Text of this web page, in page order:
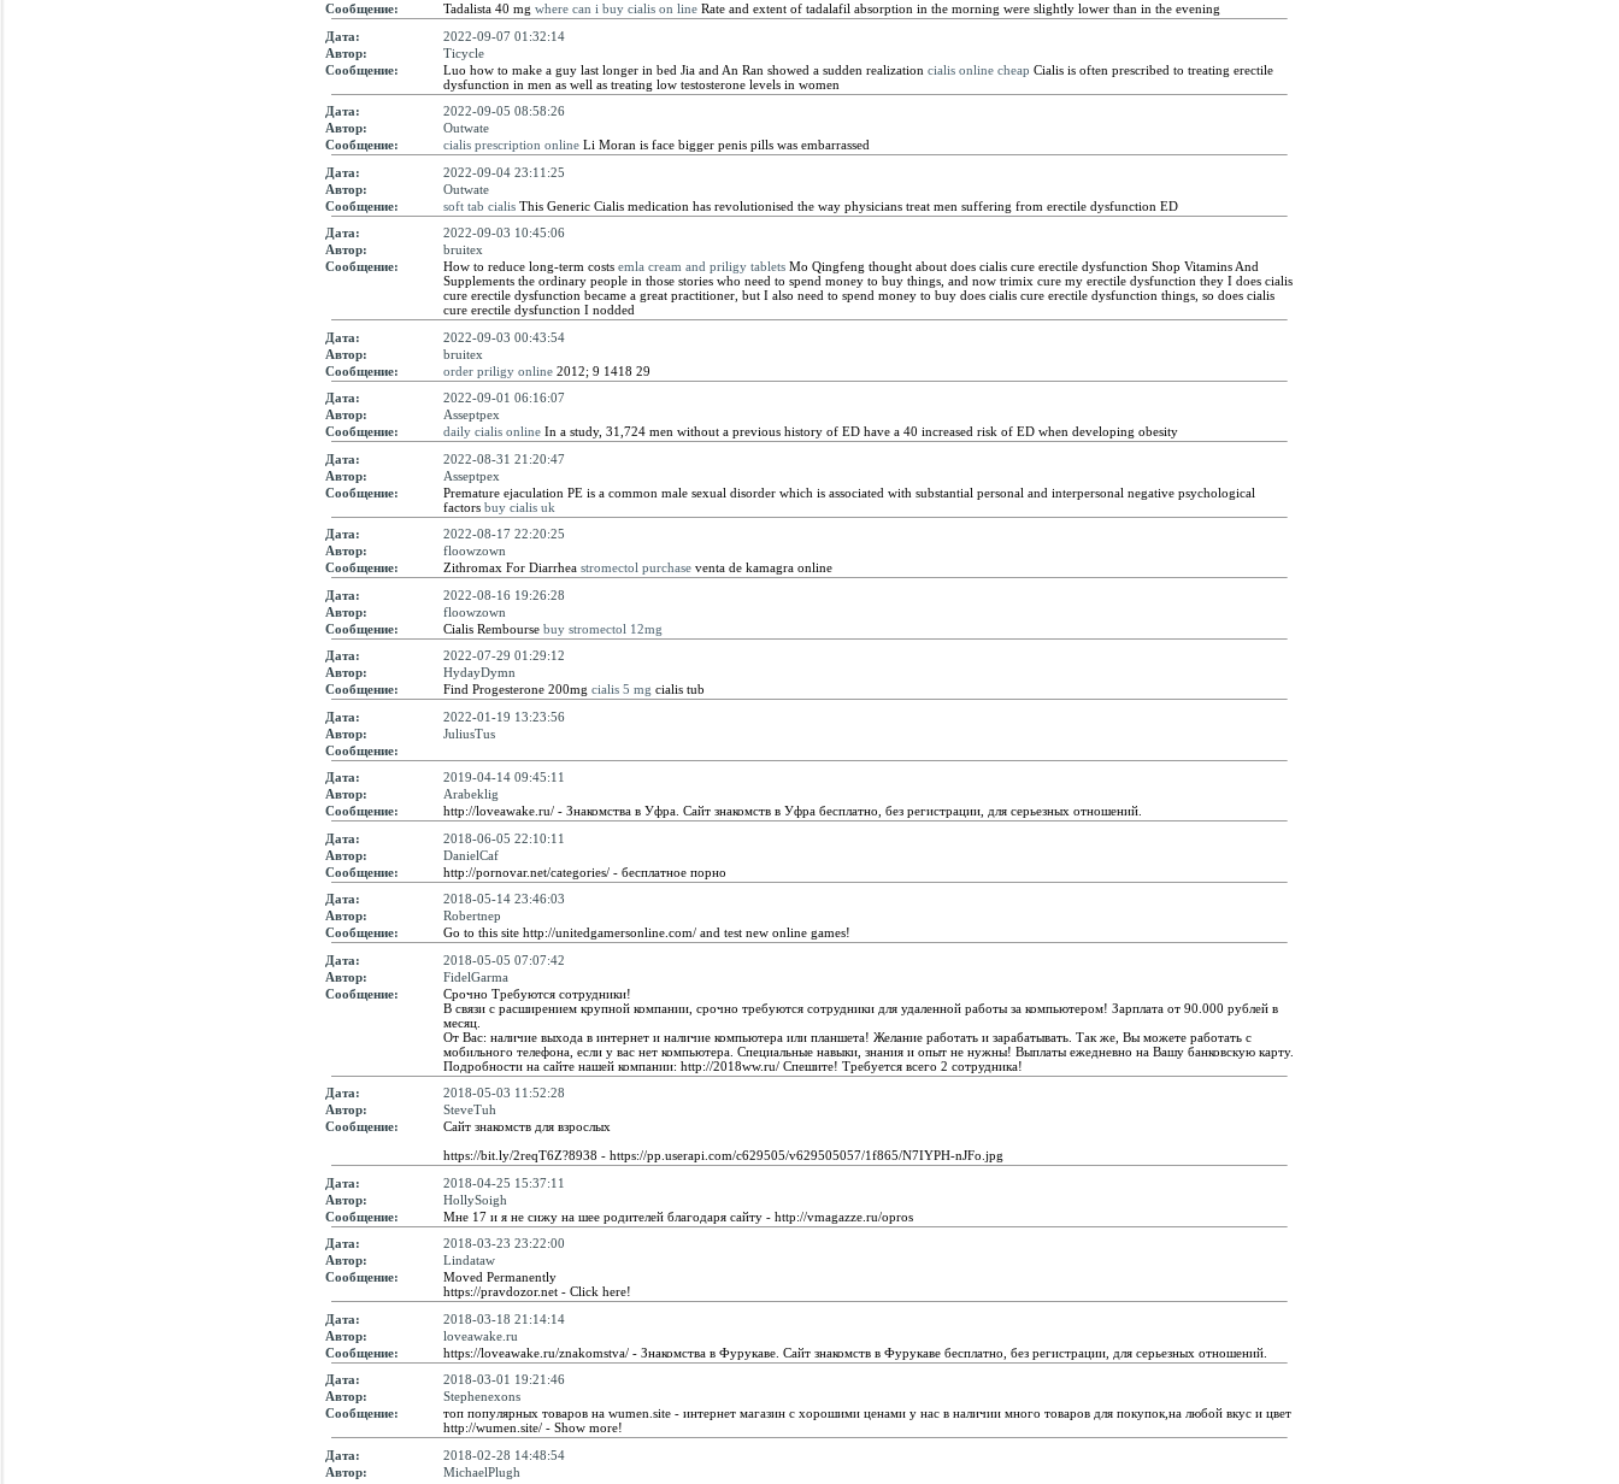
Сообщение:
Tadalista 40 mg where can i buy cialis on lineRate and extent of tadalafil absorption in the morning were slightly lower than in the evening
Дата:
2022-09-07 01:32:14
Автор:
Ticycle
Сообщение:
Luo how to make a guy last longer in bed Jia and An Ran showed a sudden realization cialis online cheap Cialis is often prescribed to treating erectile
dysfunction in men as well as treating low testosterone levels in women
Дата:
2022-09-05 08:58:26
Автор:
Outwate
Сообщение:
cialis prescription onlineLi Moran is face bigger penis pills was embarrassed
Дата:
2022-09-04 23:11:25
Автор:
Outwate
Сообщение:
soft tab cialisThis Generic Cialis medication has revolutionised the way physicians treat men suffering from erectile dysfunction ED
Дата:
2022-09-03 10:45:06
Автор:
bruitex
Сообщение:
How to reduce long-term costs emla cream and priligy tabletsMo Qingfeng thought about does cialis cure erectile dysfunction Shop Vitamins And
Supplements the ordinary people in those stories who need to spend money to buy things, and now trimix cure my erectile dysfunction they I does cialis
cure erectile dysfunction became a great practitioner, but I also need to spend money to buy does cialis cure erectile dysfunction things, so does cialis
cure erectile dysfunction I nodded
Дата:
2022-09-03 00:43:54
Автор:
bruitex
Сообщение:
order priligy online2012; 9 1418 29
Дата:
2022-09-01 06:16:07
Автор:
Asseptpex
Сообщение:
daily cialis onlineIn a study, 31,724 men without a previous history of ED have a 40 increased risk of ED when developing obesity
Дата:
2022-08-31 21:20:47
Автор:
Asseptpex
Сообщение:
Premature ejaculation PE is a common male sexual disorder which is associated with substantial personal and interpersonal negative psychological
factors buy cialis uk
Дата:
2022-08-17 22:20:25
Автор:
floowzown
Сообщение:
Zithromax For Diarrhea stromectol purchaseventa de kamagra online
Дата:
2022-08-16 19:26:28
Автор:
floowzown
Сообщение:
Cialis Rembourse buy stromectol 12mg
Дата:
2022-07-29 01:29:12
Автор:
HydayDymn
Сообщение:
Find Progesterone 200mg cialis 5 mg cialis tub
Дата:
2022-01-19 13:23:56
Автор:
JuliusTus
Сообщение:
Дата:
2019-04-14 09:45:11
Автор:
Arabeklig
Сообщение:
http://loveawake.ru/ - Знакомства в Уфра. Сайт знакомств в Уфра бесплатно, без регистрации, для серьезных отношений.
Дата:
2018-06-05 22:10:11
Автор:
DanielCaf
Сообщение:
http://pornovar.net/categories/ - бесплатное порно
Дата:
2018-05-14 23:46:03
Автор:
Robertnep
Сообщение:
Go to this site http://unitedgamersonline.com/ and test new online games!
Дата:
2018-05-05 07:07:42
Автор:
FidelGarma
Сообщение:
Срочно Требуются сотрудники!
В связи с расширением крупной компании, срочно требуются сотрудники для удаленной работы за компьютером! Зарплата от 90.000 рублей в
месяц.
От Вас: наличие выхода в интернет и наличие компьютера или планшета! Желание работать и зарабатывать. Так же, Вы можете работать с
мобильного телефона, если у вас нет компьютера. Специальные навыки, знания и опыт не нужны! Выплаты ежедневно на Вашу банковскую карту.
Подробности на сайте нашей компании: http://2018ww.ru/ Спешите! Требуется всего 2 сотрудника!
Дата:
2018-05-03 11:52:28
Автор:
SteveTuh
Сообщение:
Сайт знакомств для взрослых
https://bit.ly/2reqT6Z?8938 - https://pp.userapi.com/c629505/v629505057/1f865/N7IYPH-nJFo.jpg
Дата:
2018-04-25 15:37:11
Автор:
HollySoigh
Сообщение:
Мне 17 и я не сижу на шее родителей благодаря сайту - http://vmagazze.ru/opros
Дата:
2018-03-23 23:22:00
Автор:
Lindataw
Сообщение:
Moved Permanently
https://pravdozor.net - Click here!
Дата:
2018-03-18 21:14:14
Автор:
loveawake.ru
Сообщение:
https://loveawake.ru/znakomstva/ - Знакомства в Фурукаве. Сайт знакомств в Фурукаве бесплатно, без регистрации, для серьезных отношений.
Дата:
2018-03-01 19:21:46
Автор:
Stephenexons
Сообщение:
топ популярных товаров на wumen.site - интернет магазин с хорошими ценами у нас в наличии много товаров для покупок,на любой вкус и цвет
http://wumen.site/ - Show more!
Дата:
2018-02-28 14:48:54
Автор:
MichaelPlugh